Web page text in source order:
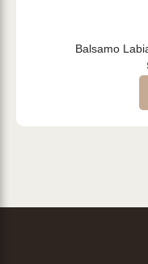
Balsamo